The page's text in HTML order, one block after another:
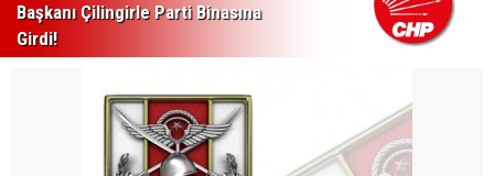
Başkanı Çilingirle Parti Binasına
Girdi!